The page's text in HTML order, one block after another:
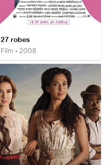
27 robes
Film • 2008